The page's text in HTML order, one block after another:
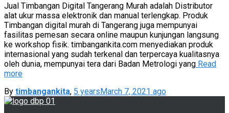
Jual Timbangan Digital Tangerang Murah adalah Distributor
alat ukur massa elektronik dan manual terlengkap. Produk
Timbangan digital murah di Tangerang juga mempunyai
fasilitas pemesan secara online maupun kunjungan langsung
ke workshop fisik. timbangankita.com menyediakan produk
internasional yang sudah terkenal dan terpercaya kualitasnya
oleh dunia, mempunyai tera dari Badan Metrologi yang Read
more
By timbangankita, 5 yearsMarch 7, 2021 ago